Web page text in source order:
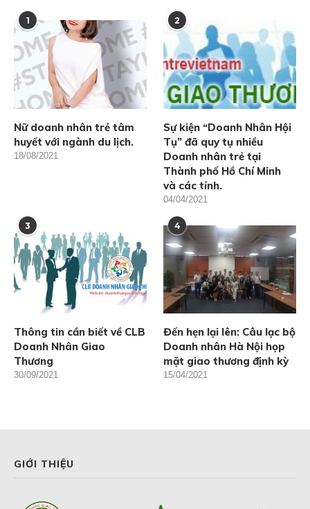
1
Nữ doanh nhân trẻ tâm
huyết với ngành du lịch.
18/08/2021
2
Sự kiện “Doanh Nhân Hội
Tụ” đã quy tụ nhiều
Doanh nhân trẻ tại
Thành phố Hồ Chí Minh
và các tỉnh.
04/04/2021
3
Thông tin cần biết về CLB
Doanh Nhân Giao
Thương
30/09/2021
4
Đến hẹn lại lên: Câu lạc bộ
Doanh nhân Hà Nội họp
mặt giao thương định kỳ
15/04/2021
GIỚI THIỆU